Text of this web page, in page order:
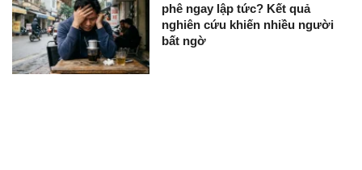
phê ngay lập tức? Kết quả
nghiên cứu khiến nhiều người
bất ngờ